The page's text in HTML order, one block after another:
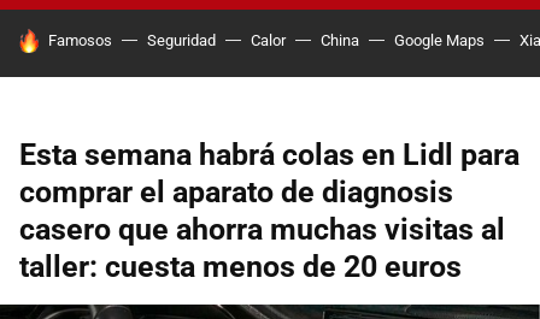
HOY SE HABLA DE
Famosos Seguridad Calor China Google Maps
Esta semana habrá colas en Lidl para
comprar el aparato de diagnosis
casero que ahorra muchas visitas al
taller: cuesta menos de 20 euros